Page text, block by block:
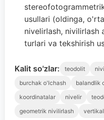
usullari (oldinga,
nivelirlash, nivilirlash
turlari va tekshirish
Kalit so'zlar: teodolit
burchak o'lchash
balandlik
koordinatalar
nivelir
geometrik nivilirlash